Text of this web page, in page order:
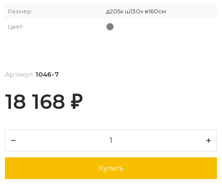
Размер: д205x ш130x в160см
Цвет:
Артикул: 1046-7
18 168 ₽
Купить